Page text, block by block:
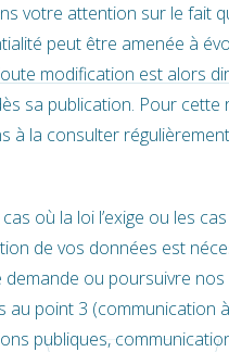
votre attention sur le fait
peut être amenée à
modification est alors
sa publication. Pour cette
à la consulter
où la loi l’exige ou les
de vos données est
ou poursuivre nos
au point 3 (communication
publiques,